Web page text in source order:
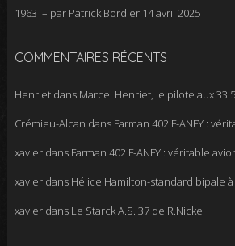
1963 – par Patrick Bordier 14 avril 2025
COMMENTAIRES RÉCENTS
Henrietdans Marcel Henriet, le pilote aux 33
Crémieu-Alcan dans Farman 402 F-ANFY :
xavierdans Farman 402 F-ANFY : véritable
xavierdans Hélice Hamilton-standard bipale
xavierdans Le Starck A.S. 37 de R.Nickel